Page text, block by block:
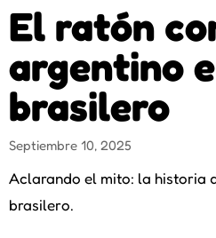
El ratón
argentino
brasilero
Septiembre 10, 2025
Aclarando el mito: la historia
brasilero.